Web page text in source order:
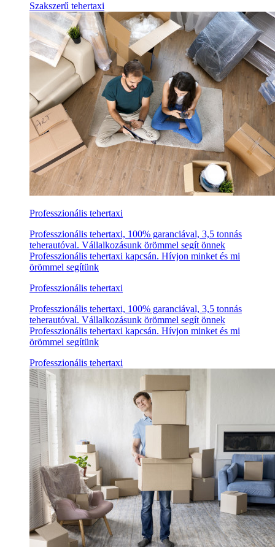
Szakszerű tehertaxi
Professzionális tehertaxi
Professzionális tehertaxi, 100% garanciával, 3,5 tonnás
teherautóval. Vállalkozásunk örömmel segít önnek
Professzionális tehertaxi kapcsán. Hívjon minket és mi
örömmel segítünk
Professzionális tehertaxi
Professzionális tehertaxi, 100% garanciával, 3,5 tonnás
teherautóval. Vállalkozásunk örömmel segít önnek
Professzionális tehertaxi kapcsán. Hívjon minket és mi
örömmel segítünk
Professzionális tehertaxi